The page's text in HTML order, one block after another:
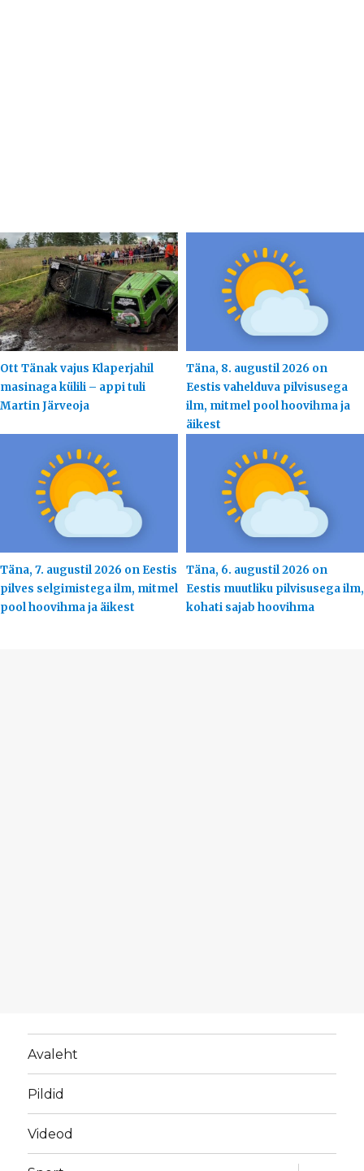
Ott Tänak vajus Klaperjahil
masinaga külili – appi tuli
Martin Järveoja
Täna, 8. augustil 2026 on
Eestis vahelduva pilvisusega
ilm, mitmel pool hoovihma ja
äikest
Täna, 7. augustil 2026 on Eestis
pilves selgimistega ilm, mitmel
pool hoovihma ja äikest
Täna, 6. augustil 2026 on
Eestis muutliku pilvisusega ilm,
kohati sajab hoovihma
Avaleht
Pildid
Videod